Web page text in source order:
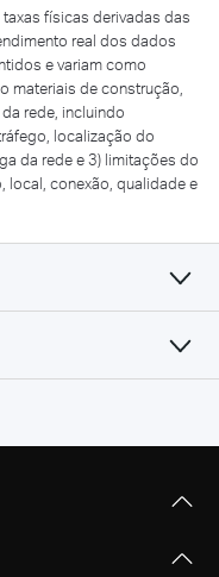
físicas derivadas das
real dos dados
e variam como
materiais de construção,
rede, incluindo
localização do
da rede e 3) limitações do
local, conexão, qualidade e
g/n 2.4 GHz